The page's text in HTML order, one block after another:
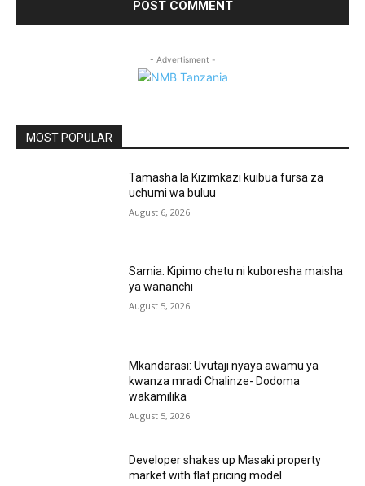
- Advertisment -
MOST POPULAR
Tamasha la Kizimkazi kuibua fursa za
uchumi wa buluu
August 6, 2026
Samia: Kipimo chetu ni kuboresha maisha
ya wananchi
August 5, 2026
Mkandarasi: Uvutaji nyaya awamu ya
kwanza mradi Chalinze- Dodoma
wakamilika
August 5, 2026
Developer shakes up Masaki property
market with flat pricing model